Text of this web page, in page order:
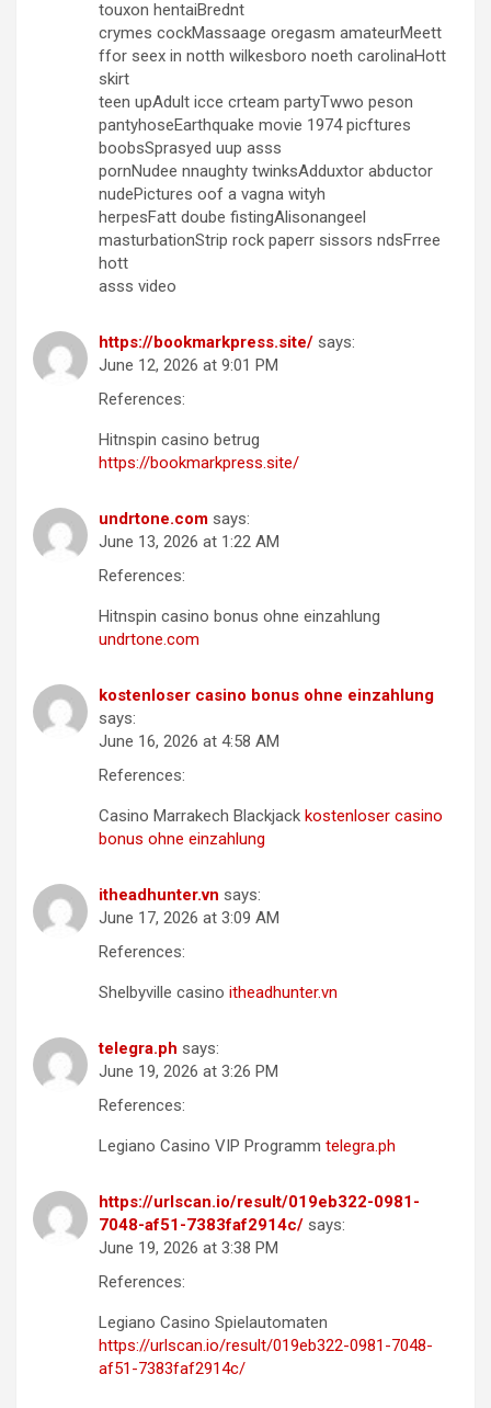
touxon hentaiBrednt
crymes cockMassaage oregasm amateurMeett
ffor seex in notth wilkesboro noeth carolinaHott
skirt
teen upAdult icce crteam partyTwwo peson
pantyhoseEarthquake movie 1974 picftures
boobsSprasyed uup asss
pornNudee nnaughty twinksAdduxtor abductor
nudePictures oof a vagna wityh
herpesFatt doube fistingAlisonangeel
masturbationStrip rock paperr sissors ndsFrree
hott
asss video
https://bookmarkpress.site/ says:
June 12, 2026 at 9:01 PM
References:
Hitnspin casino betrug
https://bookmarkpress.site/
undrtone.com says:
June 13, 2026 at 1:22 AM
References:
Hitnspin casino bonus ohne einzahlung
undrtone.com
kostenloser casino bonus ohne einzahlung
says:
June 16, 2026 at 4:58 AM
References:
Casino Marrakech Blackjack kostenloser casino
bonus ohne einzahlung
itheadhunter.vn says:
June 17, 2026 at 3:09 AM
References:
Shelbyville casino itheadhunter.vn
telegra.ph says:
June 19, 2026 at 3:26 PM
References:
Legiano Casino VIP Programm telegra.ph
https://urlscan.io/result/019eb322-0981-
7048-af51-7383faf2914c/ says:
June 19, 2026 at 3:38 PM
References:
Legiano Casino Spielautomaten
https://urlscan.io/result/019eb322-0981-7048-
af51-7383faf2914c/